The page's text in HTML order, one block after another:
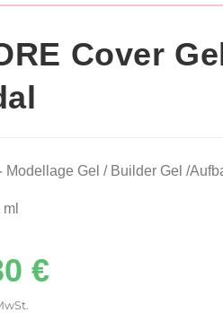
Cover
Modellage Gel / Builder Gel /
€